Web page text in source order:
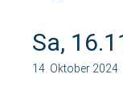
Sa,
14. Oktober 2024